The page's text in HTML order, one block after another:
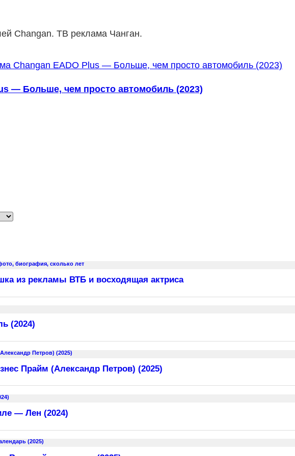
Changan. ТВ реклама Чанган.
— Больше, чем просто автомобиль (2023)
из рекламы ВТБ и восходящая актриса
(2024)
Прайм (Александр Петров) (2025)
— Лен (2024)